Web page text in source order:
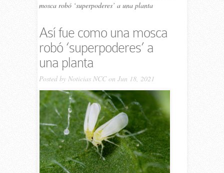
mosca robó ‘superpoderes’ a una planta
Así fue como una mosca
robó ‘superpoderes’ a
una planta
Posted by Noticias NCCon Jun 18, 2021